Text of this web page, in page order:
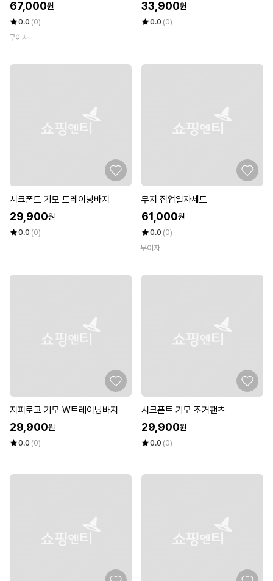
67,000원
0.0 (0)
무이자
33,900원
0.0 (0)
시크폰트 기모 트레이닝바지
29,900원
0.0 (0)
무지 집업일자세트
61,000원
0.0 (0)
무이자
지피로고 기모 W트레이닝바지
29,900원
0.0 (0)
시크폰트 기모 조거팬츠
29,900원
0.0 (0)